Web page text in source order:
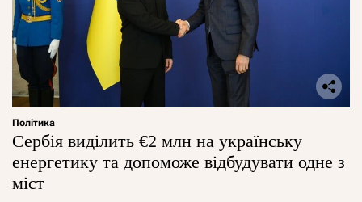
Політика
Сербія виділить €2 млн на українську
енергетику та допоможе відбудувати одне з
міст